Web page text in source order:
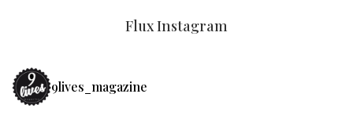
Flux Instagram
9lives_magazine